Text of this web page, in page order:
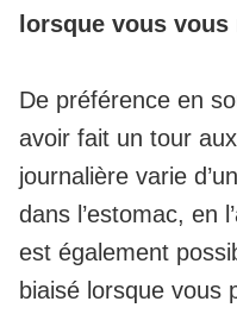
lorsque vous
De préférence en
avoir fait un tour
journalière varie
dans l’estomac, en
est également
biaisé lorsque vous